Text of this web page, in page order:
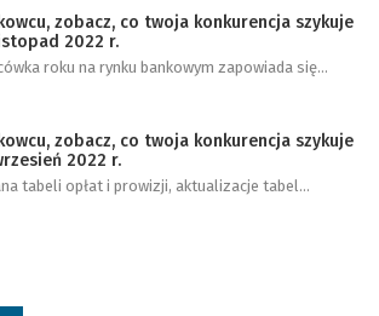
zobacz, co twoja konkurencja szykuje
2022 r.
roku na rynku bankowym zapowiada się…
zobacz, co twoja konkurencja szykuje
2022 r.
tabeli opłat i prowizji, aktualizacje tabel…